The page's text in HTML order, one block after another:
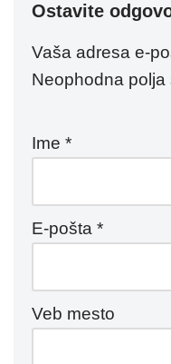
Ostavite
Vaša adresa e-
Neophodna
Ime *
E-pošta *
Veb mesto